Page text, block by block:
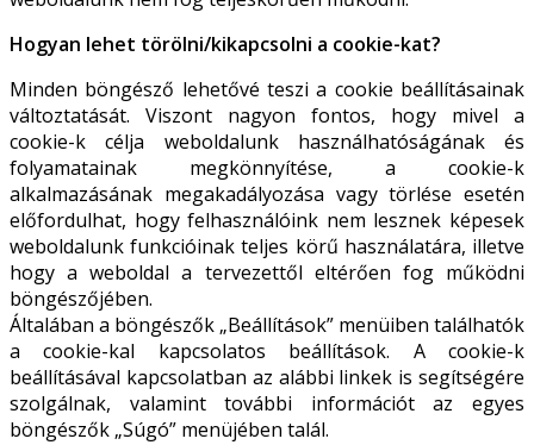
Hogyan lehet törölni/kikapcsolni a cookie-kat?
Minden böngésző lehetővé teszi a cookie beállításainak
változtatását. Viszont nagyon fontos, hogy mivel a
cookie-k célja weboldalunk használhatóságának és
folyamatainak megkönnyítése, a cookie-k
alkalmazásának megakadályozása vagy törlése esetén
előfordulhat, hogy felhasználóink nem lesznek képesek
weboldalunk funkcióinak teljes körű használatára, illetve
hogy a weboldal a tervezettől eltérően fog működni
böngészőjében.
Általában a böngészők „Beállítások” menüiben találhatók
a cookie-kal kapcsolatos beállítások. A cookie-k
beállításával kapcsolatban az alábbi linkek is segítségére
szolgálnak, valamint további információt az egyes
böngészők „Súgó” menüjében talál.